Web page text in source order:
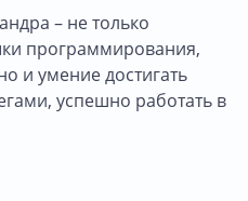
– не только
программирования,
и умение достигать
успешно работать в